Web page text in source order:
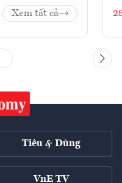
Xem tất cả
Tiêu & Dùng
VnE TV